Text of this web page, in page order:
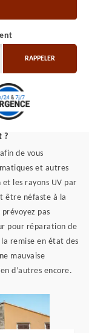
?
de vous
et autres
les rayons UV par
être néfaste à la
pas
pour réparation de
remise en état des
mauvaise
d’autres encore.